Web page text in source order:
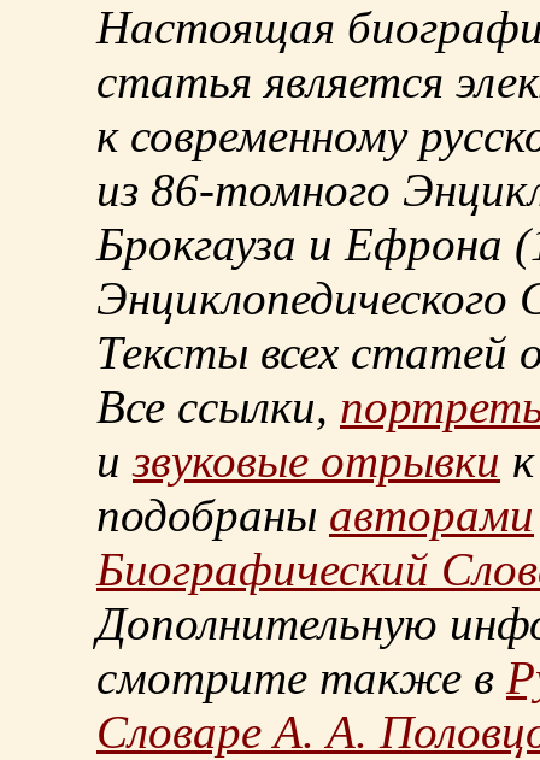
Настоящая
статья является
к современному
из 86-томного
Брокгауза и Ефрона
Энциклопедического
Тексты всех статей
Все ссылки,
извуковые отрывки
подобраны авторами
Биографический
Дополнительную
смотрите также в
Словаре А. А.